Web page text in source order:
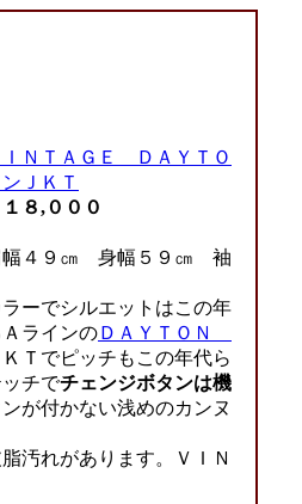
ＮＴＡＧＥ ＤＡＹＴＯ
ＪＫＴ
８,０００
４９㎝ 身幅５９㎝ 袖
ーでシルエットはこの年
ラインのＤＡＹＴＯＮ
Ｔでピッチもこの年代ら
チでチェンジボタンは機
が付かない浅めのカンヌ
汚れがあります。ＶＩＮ